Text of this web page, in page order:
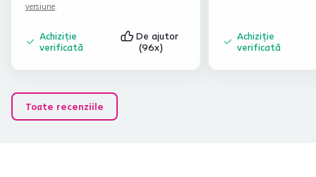
versiune.
Achiziție
verificată
De ajutor
(96x)
Achiziție
verificată
Toate recenziile